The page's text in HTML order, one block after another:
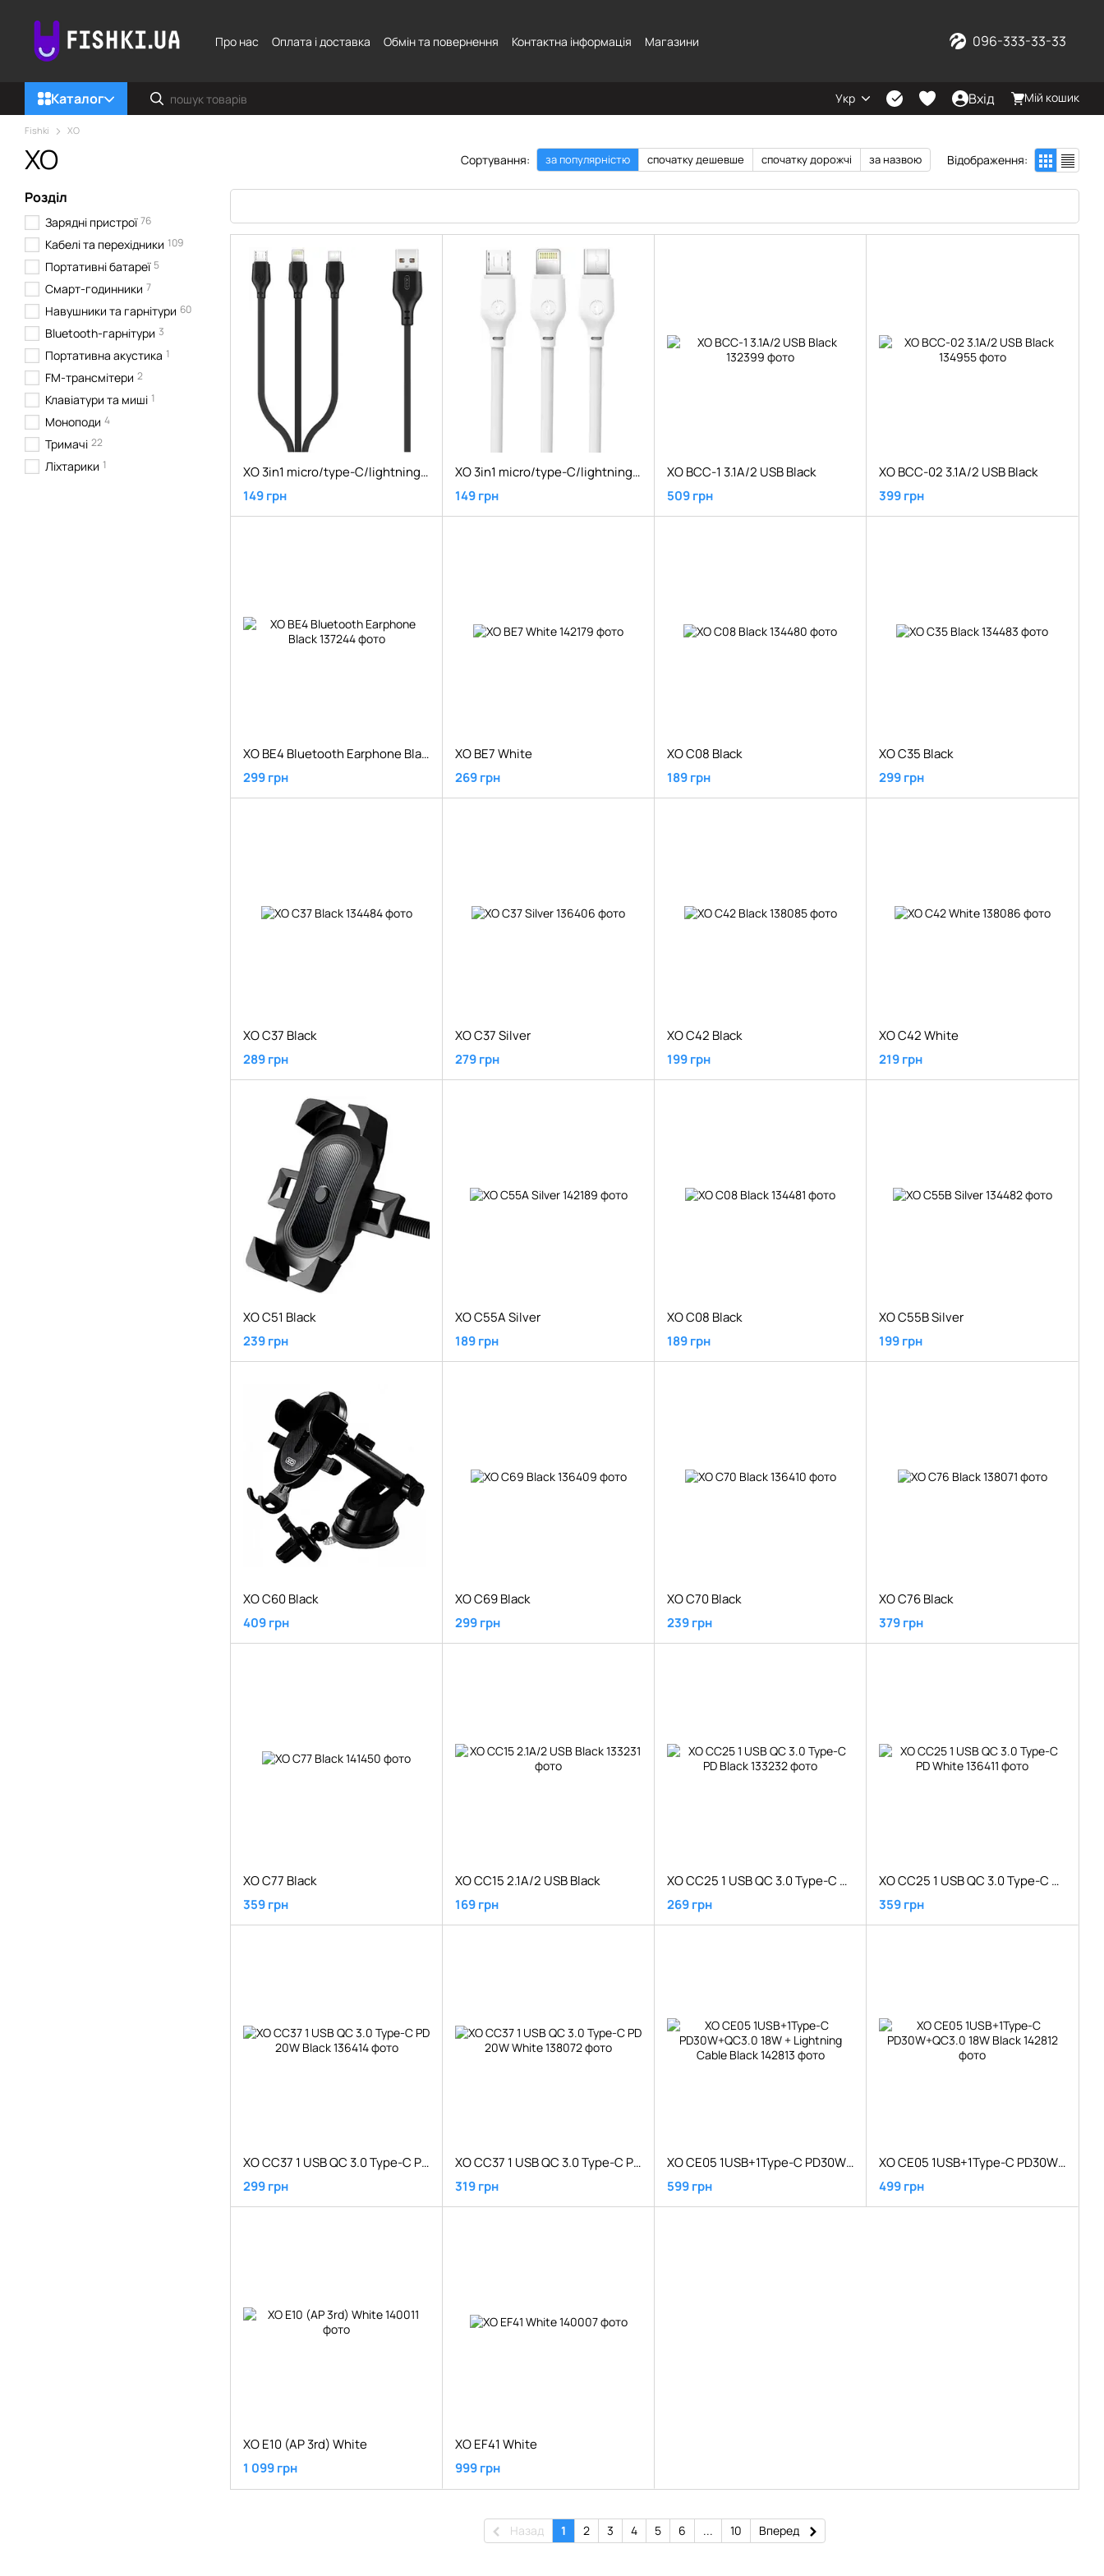
Про нас
Оплата і доставка Обмін та повернення Контактна інформація Магазини 096-333-33-33
Каталог Укр Вхід Мій кошик
Fishki XO
XO Сортування: за популярністю спочатку дешевше спочатку дорожчі за назвою Відображення:
XO 3in1 micro/type-C/lightning NB103 2.1A/1m Black
149 грн
XO 3in1 micro/type-C/lightning NB103 2.1A/1m White
149 грн
XO BCC-1 3.1A/2 USB Black
509 грн
XO BCC-02 3.1A/2 USB Black
399 грн
XO BE4 Bluetooth Earphone Black
299 грн
XO BE7 White
269 грн
XO C08 Black
189 грн
XO C35 Black
299 грн
XO C37 Black
289 грн
XO C37 Silver
279 грн
XO C42 Black
199 грн
XO C42 White
219 грн
XO C51 Black
239 грн
XO C55A Silver
189 грн
XO C08 Black
189 грн
XO C55B Silver
199 грн
XO C60 Black
409 грн
XO C69 Black
299 грн
XO C70 Black
239 грн
XO C76 Black
379 грн
XO C77 Black
359 грн
XO CC15 2.1A/2 USB Black
169 грн
XO CC25 1 USB QC 3.0 Type-C PD Black
269 грн
XO CC25 1 USB QC 3.0 Type-C PD White
359 грн
XO CC37 1 USB QC 3.0 Type-C PD 20W Black
299 грн
XO CC37 1 USB QC 3.0 Type-C PD 20W White
319 грн
XO CE05 1USB+1Type-C PD30W+QC3.0 18W + Lightning Cable Black
599 грн
XO CE05 1USB+1Type-C PD30W+QC3.0 18W Black
499 грн
XO E10 (AP 3rd) White
1 099 грн
XO EF41 White
999 грн
Назад 1 2 3 4 5 6 ... 10 Вперед
Розділ
Зарядні пристрої 76
Кабелі та перехідники 109
Портативні батареї 5
Смарт-годинники 7
Навушники та гарнітури 60
Bluetooth-гарнітури 3
Портативна акустика 1
FM-трансмітери 2
Клавіатури та миші 1
Моноподи 4
Тримачі 22
Ліхтарики 1